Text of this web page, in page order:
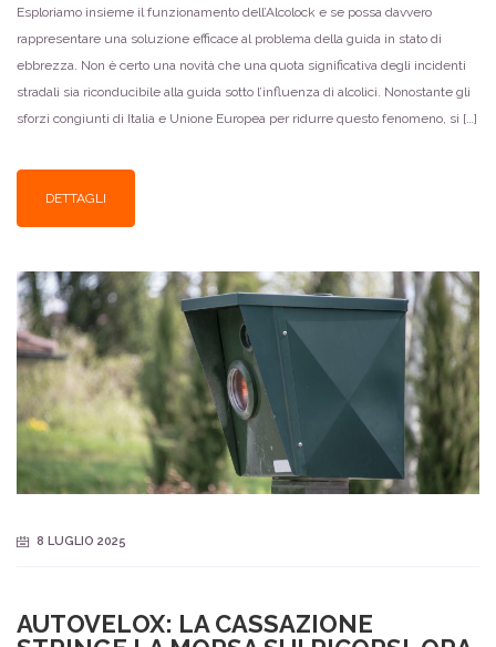
Esploriamo insieme il funzionamento dell’Alcolock e se possa davvero
rappresentare una soluzione efficace al problema della guida in stato di
ebbrezza. Non è certo una novità che una quota significativa degli incidenti
stradali sia riconducibile alla guida sotto l’influenza di alcolici. Nonostante gli
sforzi congiunti di Italia e Unione Europea per ridurre questo fenomeno, si […]
DETTAGLI
8 LUGLIO 2025
AUTOVELOX: LA CASSAZIONE